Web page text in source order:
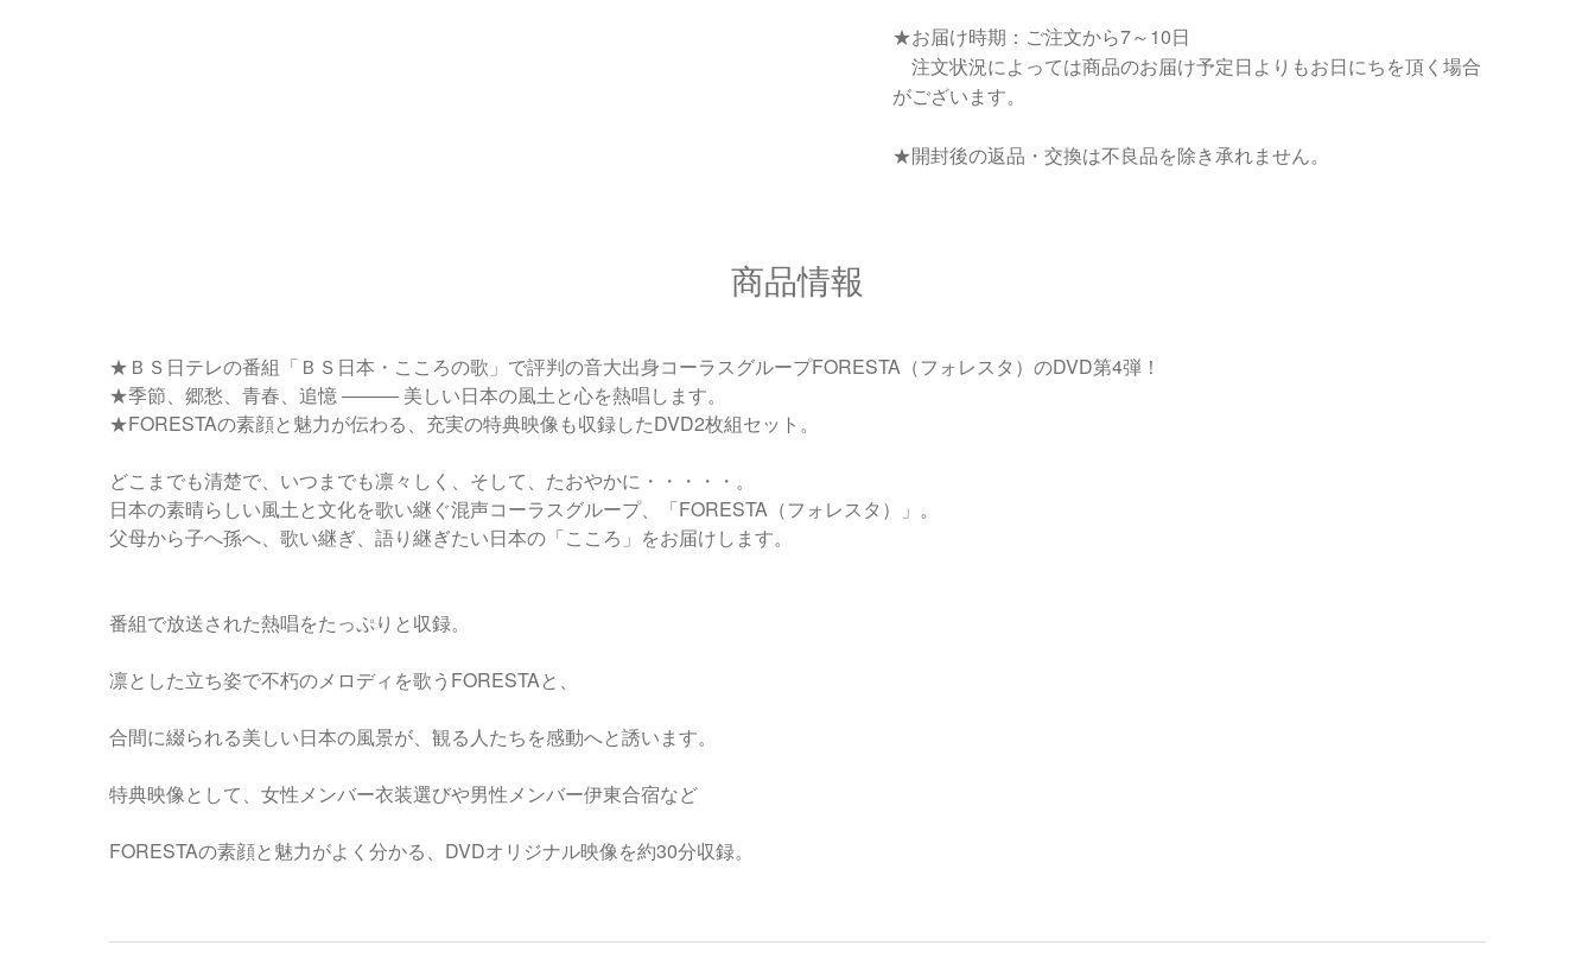
★お届け時期：ご注文から7～10日
注文状況によっては商品のお届け予定日よりもお日にちを頂く場合
がございます。
★開封後の返品・交換は不良品を除き承れません。
商品情報
★ＢＳ日テレの番組「ＢＳ日本・こころの歌」で評判の音大出身コーラスグループFORESTA（フォレスタ）のDVD第4弾！
★季節、郷愁、青春、追憶 ――― 美しい日本の風土と心を熱唱します。
★FORESTAの素顔と魅力が伝わる、充実の特典映像も収録したDVD2枚組セット。
どこまでも清楚で、いつまでも凛々しく、そして、たおやかに・・・・・。
日本の素晴らしい風土と文化を歌い継ぐ混声コーラスグループ、「FORESTA（フォレスタ）」。
父母から子へ孫へ、歌い継ぎ、語り継ぎたい日本の「こころ」をお届けします。
番組で放送された熱唱をたっぷりと収録。
凛とした立ち姿で不朽のメロディを歌うFORESTAと、
合間に綴られる美しい日本の風景が、観る人たちを感動へと誘います。
特典映像として、女性メンバー衣装選びや男性メンバー伊東合宿など
FORESTAの素顔と魅力がよく分かる、DVDオリジナル映像を約30分収録。